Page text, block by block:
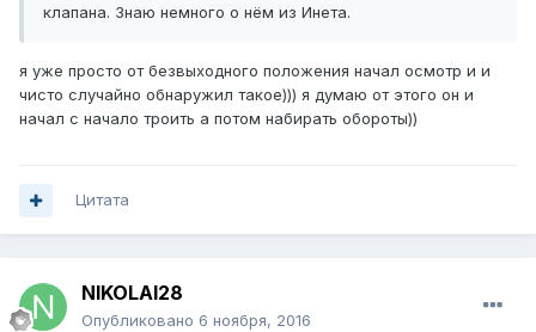
клапана. Знаю немного о нём из Инета.
я уже просто от безвыходного положения начал осмотр и и
чисто случайно обнаружил такое))) я думаю от этого он и
начал с начало троить а потом набирать обороты))
Цитата
NIKOLAI28
Опубликовано 6 ноября, 2016